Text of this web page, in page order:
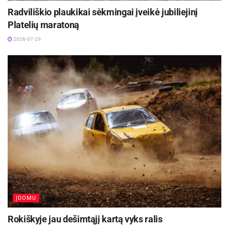
Ignalinoje startuos MTB dviračių maratono II
etapas
2026-07-31
Rugsėjo 25 d.
14 val.Bokso sporto salėje – Lietuvos jaunių
sporto žaidynių bokso zoninės varžybos
Futbolo akademijos stadione – Lietuvos vaikų
futbolo 9×9 pirmenybės
2004 m. gim.
16 val.
Panevėžio FA-FK „Panevėžys-1“ – Alytaus
SRC
Radviliškio plaukikai sėkmingai įveikė jubiliejinį
Platelių maratoną
2026-07-29
ĮDOMU
Rokiškyje jau dešimtąjį kartą vyks ralis